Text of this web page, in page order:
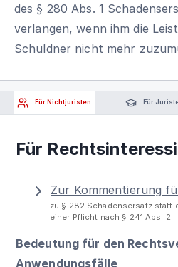
des § 280 Abs. 1
verlangen, wenn ihm die
Schuldner nicht mehr
Für Nichtjuristen Für
Für
Zur Kommentierung
zu § 282 Schadensersatz statt
einer Pflicht nach § 241 Abs. 2
Bedeutung für den
Anwendungsfälle